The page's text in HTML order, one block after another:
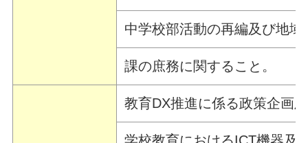
中学校部活動の再編及び地
課の庶務に関すること。
教育DX推進に係る政策企画
学校教育におけるICT機器及